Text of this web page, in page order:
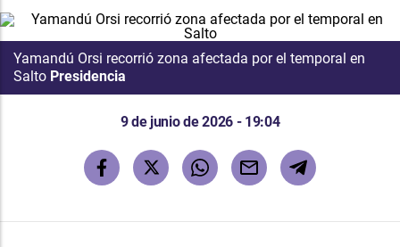
Yamandú Orsi recorrió zona afectada por el temporal en
Salto Presidencia
9 de junio de 2026 - 19:04